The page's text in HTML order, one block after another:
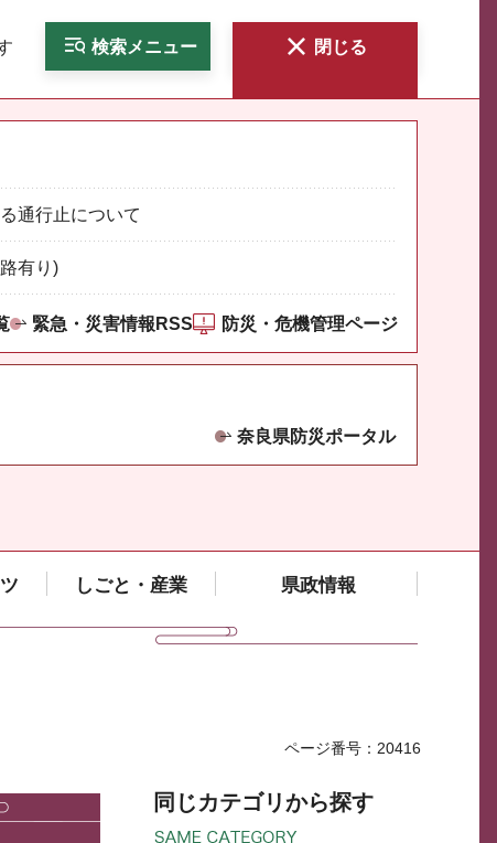
検索メニュー 閉じる
通行止について
有り)
緊急・災害情報RSS 防災・危機管理ページ
奈良県防災ポータル
しごと・産業 県政情報
ページ番号：20416
同じカテゴリから探す